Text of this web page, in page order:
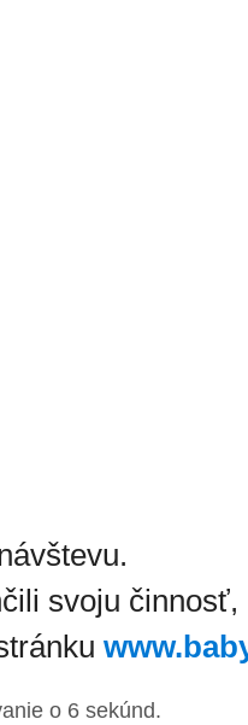
svoju činnosť,
o 6sekúnd.